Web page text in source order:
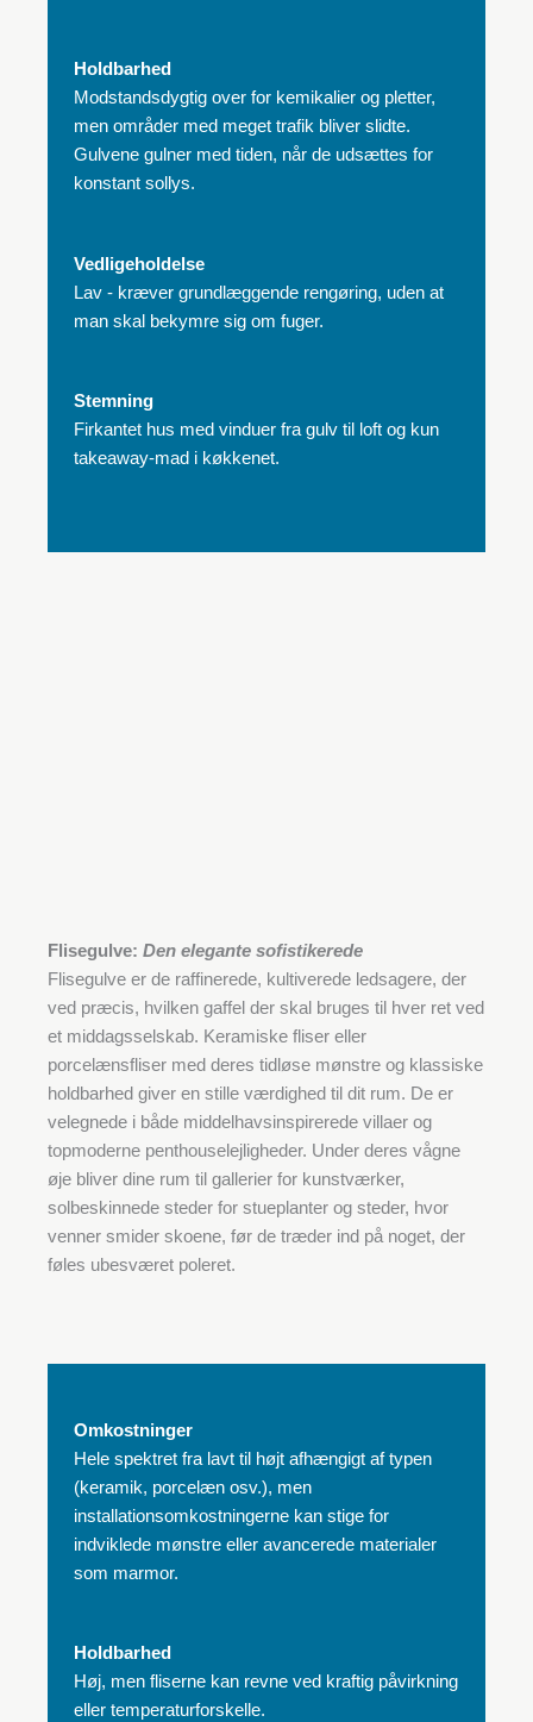
Holdbarhed
Modstandsdygtig over for kemikalier og pletter,
men områder med meget trafik bliver slidte.
Gulvene gulner med tiden, når de udsættes for
konstant sollys.
Vedligeholdelse
Lav - kræver grundlæggende rengøring, uden at
man skal bekymre sig om fuger.
Stemning
Firkantet hus med vinduer fra gulv til loft og kun
takeaway-mad i køkkenet.
Flisegulve: Den elegante sofistikerede
Flisegulve er de raffinerede, kultiverede ledsagere, der
ved præcis, hvilken gaffel der skal bruges til hver ret ved
et middagsselskab. Keramiske fliser eller
porcelænsfliser med deres tidløse mønstre og klassiske
holdbarhed giver en stille værdighed til dit rum. De er
velegnede i både middelhavsinspirerede villaer og
topmoderne penthouselejligheder. Under deres vågne
øje bliver dine rum til gallerier for kunstværker,
solbeskinnede steder for stueplanter og steder, hvor
venner smider skoene, før de træder ind på noget, der
føles ubesværet poleret.
Omkostninger
Hele spektret fra lavt til højt afhængigt af typen
(keramik, porcelæn osv.), men
installationsomkostningerne kan stige for
indviklede mønstre eller avancerede materialer
som marmor.
Holdbarhed
Høj, men fliserne kan revne ved kraftig påvirkning
eller temperaturforskelle.